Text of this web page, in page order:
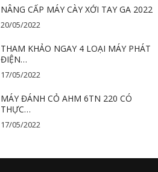
NÂNG CẤP MÁY CÀY XỚI TAY GA 2022
20/05/2022
THAM KHẢO NGAY 4 LOẠI MÁY PHÁT
ĐIỆN…
17/05/2022
MÁY ĐÁNH CỎ AHM 6TN 220 CÓ
THỰC…
17/05/2022